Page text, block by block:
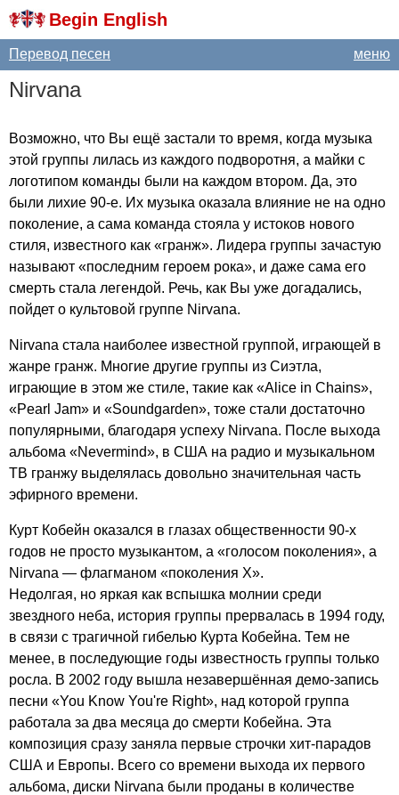
Begin English
меню
Перевод песен
Nirvana
Возможно, что Вы ещё застали то время, когда музыка
этой группы лилась из каждого подворотня, а майки с
логотипом команды были на каждом втором. Да, это
были лихие 90-е. Их музыка оказала влияние не на одно
поколение, а сама команда стояла у истоков нового
стиля, известного как «гранж». Лидера группы зачастую
называют «последним героем рока», и даже сама его
смерть стала легендой. Речь, как Вы уже догадались,
пойдет о культовой группе Nirvana.
Nirvana стала наиболее известной группой, играющей в
жанре гранж. Многие другие группы из Сиэтла,
играющие в этом же стиле, такие как «Alice in Chains»,
«Pearl Jam» и «Soundgarden», тоже стали достаточно
популярными, благодаря успеху Nirvana. После выхода
альбома «Nevermind», в США на радио и музыкальном
ТВ гранжу выделялась довольно значительная часть
эфирного времени.
Курт Кобейн оказался в глазах общественности 90-х
годов не просто музыкантом, а «голосом поколения», а
Nirvana — флагманом «поколения Х».
Недолгая, но яркая как вспышка молнии среди
звездного неба, история группы прервалась в 1994 году,
в связи с трагичной гибелью Курта Кобейна. Тем не
менее, в последующие годы известность группы только
росла. В 2002 году вышла незавершённая демо-запись
песни «You Know You're Right», над которой группа
работала за два месяца до смерти Кобейна. Эта
композиция сразу заняла первые строчки хит-парадов
США и Европы. Всего со времени выхода их первого
альбома, диски Nirvana были проданы в количестве